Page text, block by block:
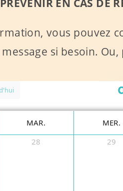
vous pouvez
si besoin. Ou,
MAR. MER.
28 29